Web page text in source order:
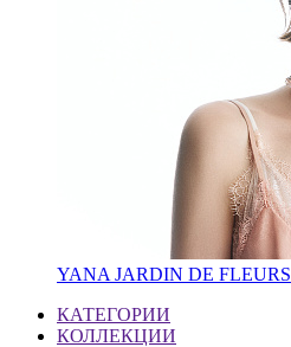
YANA JARDIN DE FLEURS
КАТЕГОРИИ
КОЛЛЕКЦИИ